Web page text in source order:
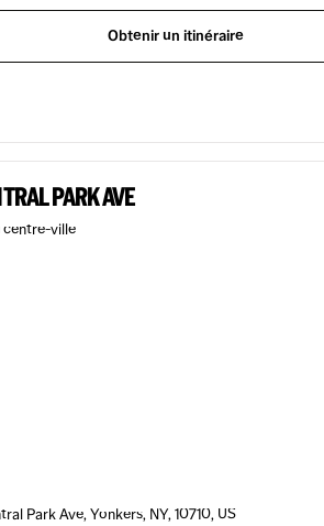
Obtenir un itinéraire
PARK AVE
centre-ville
Park Ave, Yonkers, NY, 10710, US